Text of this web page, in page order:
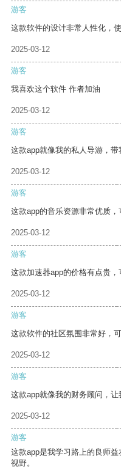
游客
这款软件的设计非常人性化，
2025-03-12
游客
我喜欢这个软件 作者加油
2025-03-12
游客
这款app就像我的私人导游，带
2025-03-12
游客
这款app的音乐资源非常优质，
2025-03-12
游客
这款加速器app的价格有点贵，
2025-03-12
游客
这款软件的社区氛围非常好，
2025-03-12
游客
这款app就像我的财务顾问，让
2025-03-12
游客
这款app是我学习路上的良师
视野。